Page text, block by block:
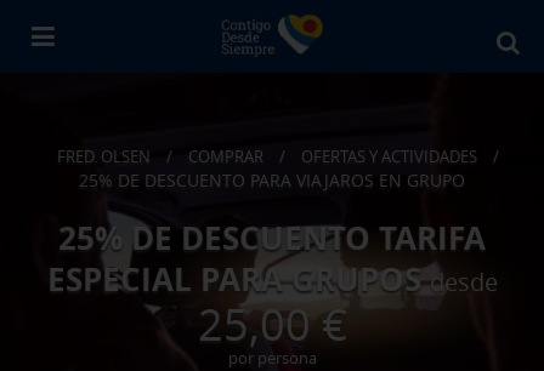
FRED. OLSEN / COMPRAR / OFERTAS Y ACTIVIDADES /
25% DE DESCUENTO PARA VIAJAROS EN GRUPO
25% DE DESCUENTO TARIFA
ESPECIAL PARA GRUPOSdesde
25,00 €
por persona